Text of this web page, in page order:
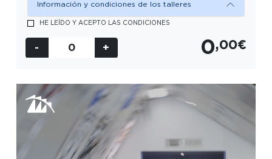
Información y condiciones de los talleres
HE LEÍDO Y ACEPTO LAS CONDICIONES
- 0 + 0,00€
SESIÓN
Selecciona sesión